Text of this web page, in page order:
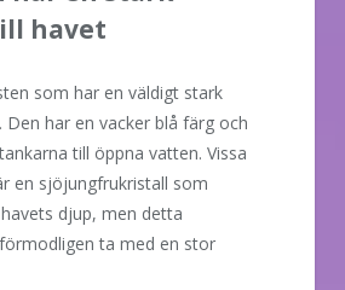
havet
som har en väldigt stark
Den har en vacker blå färg och
till öppna vatten. Vissa
en sjöjungfrukristall som
djup, men detta
ta med en stor